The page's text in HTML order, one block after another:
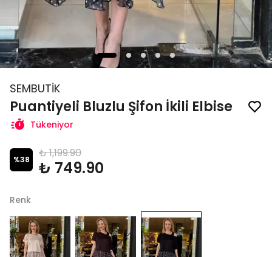
SEMBUTİK
Puantiyeli Bluzlu Şifon İkili Elbise
Tükeniyor
%38 ₺ 1,199.90
₺ 749.90
Renk